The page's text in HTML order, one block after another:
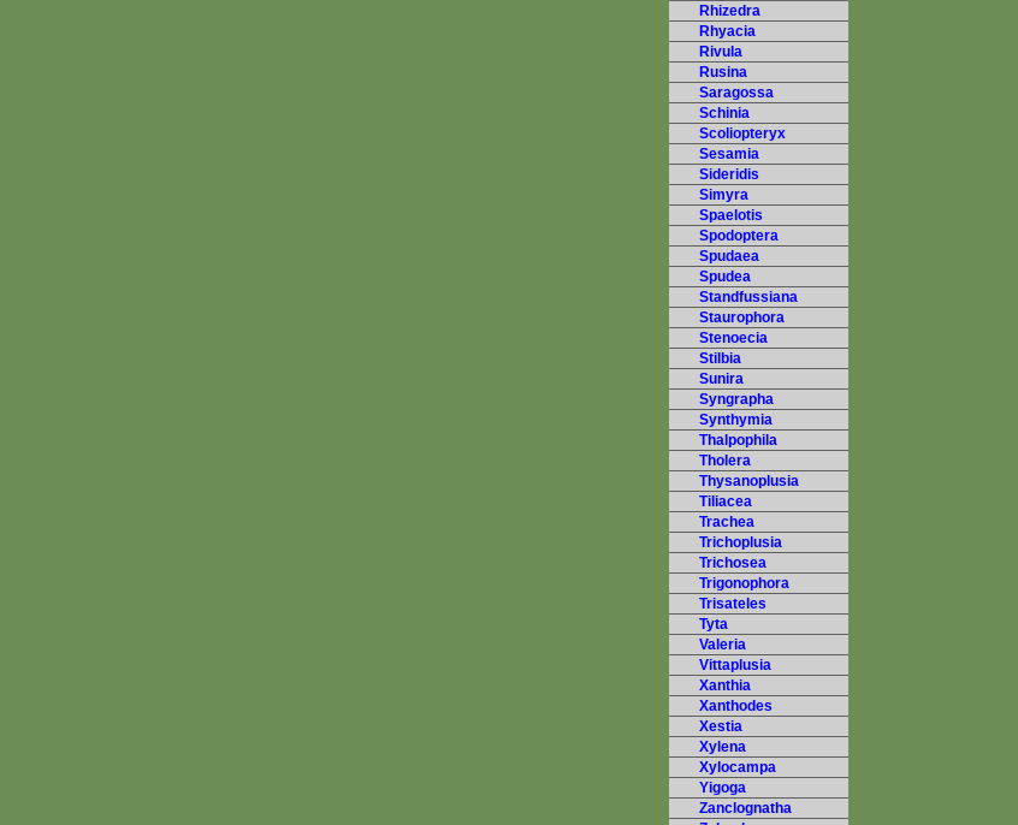
Rhizedra
Rhyacia
Rivula
Rusina
Saragossa
Schinia
Scoliopteryx
Sesamia
Sideridis
Simyra
Spaelotis
Spodoptera
Spudaea
Spudea
Standfussiana
Staurophora
Stenoecia
Stilbia
Sunira
Syngrapha
Synthymia
Thalpophila
Tholera
Thysanoplusia
Tiliacea
Trachea
Trichoplusia
Trichosea
Trigonophora
Trisateles
Tyta
Valeria
Vittaplusia
Xanthia
Xanthodes
Xestia
Xylena
Xylocampa
Yigoga
Zanclognatha